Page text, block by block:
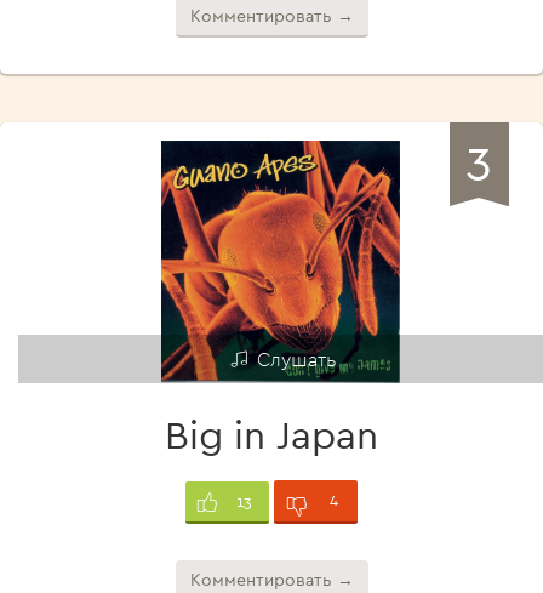
Комментировать →
3
Слушать
Big in Japan
13 4
Комментировать →